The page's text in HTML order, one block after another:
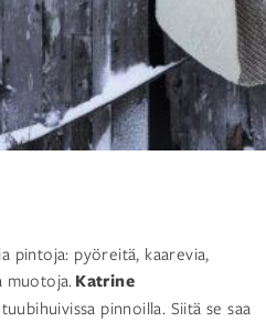
pintoja: pyöreitä, kaarevia,
muotoja. Katrine
pinnoilla. Siitä se saa